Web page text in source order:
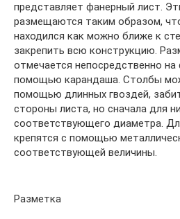
представляет фанерный лист.
размещаются таким образом,
находился как можно ближе к
закрепить всю конструкцию.
отмечается непосредственно на
помощью карандаша. Столбы
помощью длинных гвоздей,
стороны листа, но сначала для
соответствующего диаметра.
крепятся с помощью
соответствующей величины.
Разметка